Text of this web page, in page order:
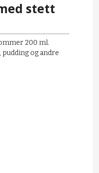
stett
200 ml.
og andre